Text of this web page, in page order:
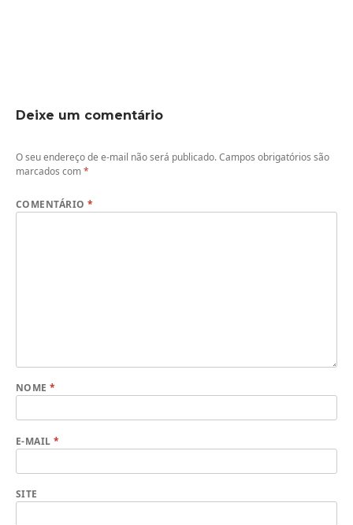
Deixe um comentário
O seu endereço de e-mail não será publicado.Campos obrigatórios são
marcados com*
COMENTÁRIO*
NOME*
E-MAIL*
SITE